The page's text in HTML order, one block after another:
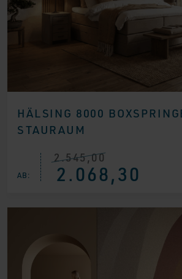
HÄLSING 8000
STAURAUM
AB:
2.545,00
Ursprünglicher
Preis
war:
2.068,30
Aktueller
Preis
ist: